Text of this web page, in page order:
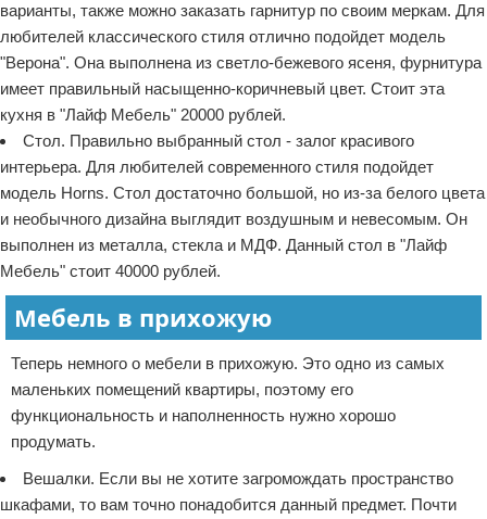
варианты, также можно заказать гарнитур по своим меркам. Для
любителей классического стиля отлично подойдет модель
"Верона". Она выполнена из светло-бежевого ясеня, фурнитура
имеет правильный насыщенно-коричневый цвет. Стоит эта
кухня в "Лайф Мебель" 20000 рублей.
Стол. Правильно выбранный стол - залог красивого
интерьера. Для любителей современного стиля подойдет
модель Horns. Стол достаточно большой, но из-за белого цвета
и необычного дизайна выглядит воздушным и невесомым. Он
выполнен из металла, стекла и МДФ. Данный стол в "Лайф
Мебель" стоит 40000 рублей.
Мебель в прихожую
Теперь немного о мебели в прихожую. Это одно из самых
маленьких помещений квартиры, поэтому его
функциональность и наполненность нужно хорошо
продумать.
Вешалки. Если вы не хотите загромождать пространство
шкафами, то вам точно понадобится данный предмет. Почти